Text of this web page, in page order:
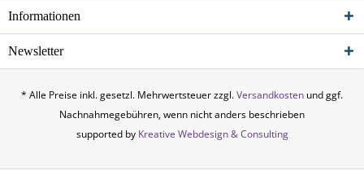
Informationen
Newsletter
* Alle Preise inkl. gesetzl. Mehrwertsteuer zzgl.Versandkosten und ggf.
Nachnahmegebühren, wenn nicht anders beschrieben
supported by Kreative Webdesign & Consulting